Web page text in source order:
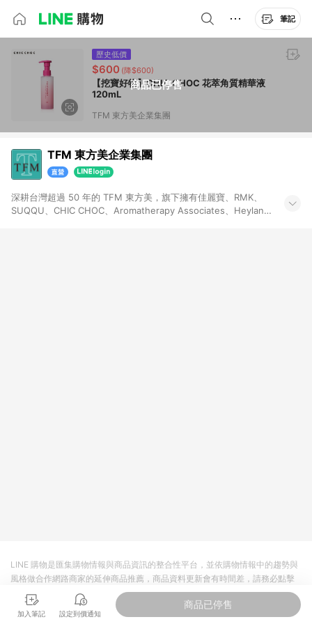
筆記
商品已停售
歷史低價
$600 (降$600)
【挖寶好物】CHIC CHOC 花萃角質精華液
120mL
TFM 東方美企業集團
TFM 東方美企業集團
深耕台灣超過 50 年的 TFM 東方美，旗下擁有佳麗寶、RMK、
SUQQU、CHIC CHOC、Aromatherapy Associates、Heyland
加入筆記 設定到價通知
商品已停售
LINE 購物是匯集購物情報與商品資訊的整合性平台，並依購物情報中的趨勢與
風格做合作網路商家的延伸商品推薦，商品資料更新會有時間差，請務必點擊
商品至各合作網路商家，確認現售價與購物條件，一切資訊以合作廠商網頁為
準。